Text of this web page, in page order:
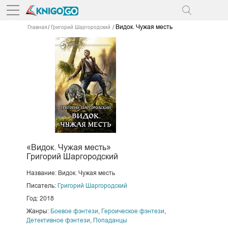
Главная Григорий Шаргородский Видок. Чужая месть
«Видок. Чужая месть»
Григорий Шаргородский
Название: Видок. Чужая месть
Писатель: Григорий Шаргородский
Год: 2018
Жанры: Боевое фэнтези Героическое фэнтези
Детективное фэнтези Попаданцы